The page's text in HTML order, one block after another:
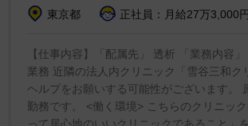
東京都
正社員：月給27万3,000円
【仕事内容】「配属先」 透析 「業務内容
業務 近隣の法人内クリニック「雪谷三和ク
ヘルプをお願いする可能性がございます。
勤務です。 <働く環境> こちらのクリニッ